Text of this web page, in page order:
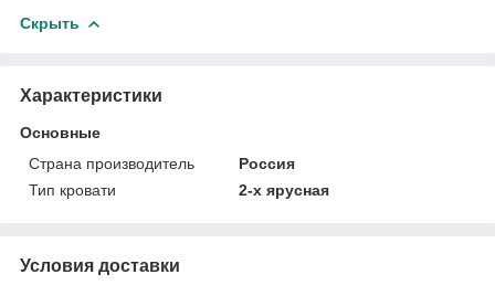
Скрыть
Характеристики
Основные
Страна производитель
Россия
Тип кровати
2-х ярусная
Условия доставки